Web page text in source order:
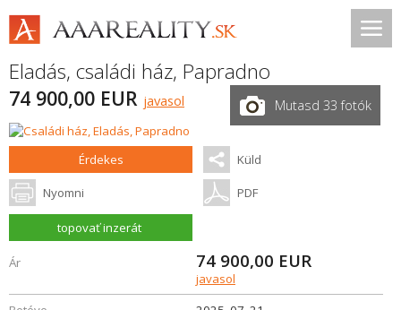
Eladás, családi ház, Papradno
74 900,00 EUR javasol Mutasd 33 fotók
Érdekes Küld
Nyomni PDF
topovať inzerát
Ár 74 900,00 EUR
javasol